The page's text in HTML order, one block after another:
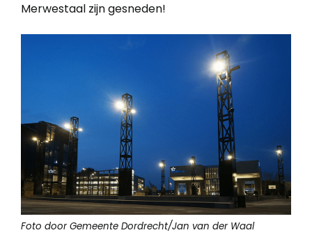
Merwestaal zijn gesneden!
Foto door Gemeente Dordrecht/Jan van der Waal